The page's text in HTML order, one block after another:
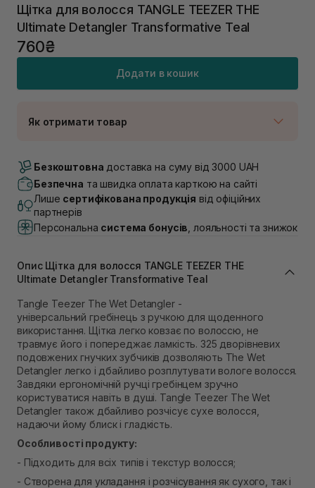
Щітка для волосся TANGLE TEEZER THE
Ultimate Detangler Transformative Teal
760₴
Додати в кошик
Як отримати товар
В наявності
Самовивіз м. Луцьк, вул. Винниченка 4
В наявності
Самовивіз м. Львів, вул. Академіка Підстригача, 1В
(Duck’s Lake)
Немає в наявності!
В наявності
Самовивіз м. Львів, вул. Степана Бандери 45
Самовивіз м. Рівне, вул. 16-го Липня, 15
В наявності
Самовивіз м. Рівне, вул. Кулика і Гудачека 23 (ТЦ
Екватор)
В наявності
Безкоштовна доставка на суму від 3000 UAH
Безпечна та швидка оплата карткою на сайті
Лише сертифікована продукція від офіційних
партнерів
Персональна система бонусів , лояльності та знижок
Опис Щітка для волосся TANGLE TEEZER THE
Ultimate Detangler Transformative Teal
Tangle Teezer The Wet Detangler -
універсальний гребінець з ручкою для щоденного
використання. Щітка легко ковзає по волоссю, не
травмує його і попереджає ламкість. 325 дворівневих
подовжених гнучких зубчиків дозволяють The Wet
Detangler легко і дбайливо розплутувати вологе волосся.
Завдяки ергономічній ручці гребінцем зручно
користуватися навіть в душі. Tangle Teezer The Wet
Detangler також дбайливо розчісує сухе волосся,
надаючи йому блиск і гладкість.
Особливості продукту:
- Підходить для всіх типів і текстур волосся;
- Створена для укладання і розчісування як сухого, так і